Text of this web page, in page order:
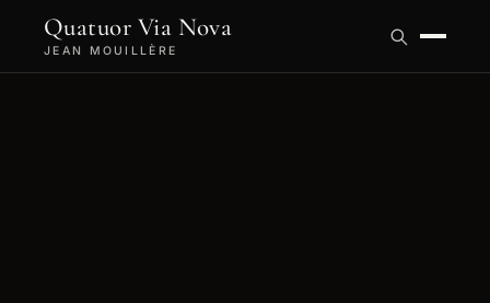
Quatuor Via Nova
JEAN MOUILLÈRE